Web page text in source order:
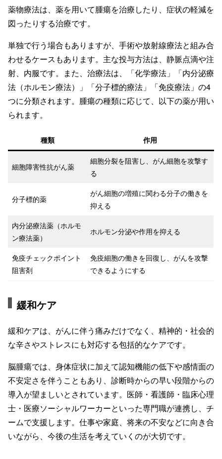
薬物療法は、薬を用いて腫瘍を治療したり、症状の軽減を
図ったりする治療です。
単独で行う場合もありますが、手術や放射線療法と組み合
わせるケースもあります。主な投与方法は、静脈点滴や注
射、内服です。また、治療法は、「化学療法」「内分泌療
法（ホルモン療法）」「分子標的療法」「免疫療法」の4
つに分類されます。腫瘍の種類に応じて、以下の薬が用い
られます。
種類 作用
細胞障害性抗がん薬
細胞分裂を阻害し、がん細胞を攻撃す
る
分子標的薬
がん細胞の増殖に関わる分子の働きを
抑える
内分泌療法薬（ホルモ
ン療法薬）
ホルモン分泌や作用を抑える
免疫チェックポイント
阻害剤
免疫細胞の働きを回復し、がんを攻撃
できるようにする
緩和ケア
緩和ケアは、がんに伴う痛みだけでなく、精神的・社会的
な辛さやストレスにも対応する包括的なケアです。
脳腫瘍では、身体症状に加えて認知機能の低下や感情面の
不安定さを伴うこともあり、診断時からの早い段階からの
導入が望ましいとされています。医師・看護師・臨床心理
士・医療ソーシャルワーカーといった専門職が連携し、チ
ームで支援します。仕事や家庭、将来の不安などに向き合
いながら、今後の生活を考えていくのが大切です。